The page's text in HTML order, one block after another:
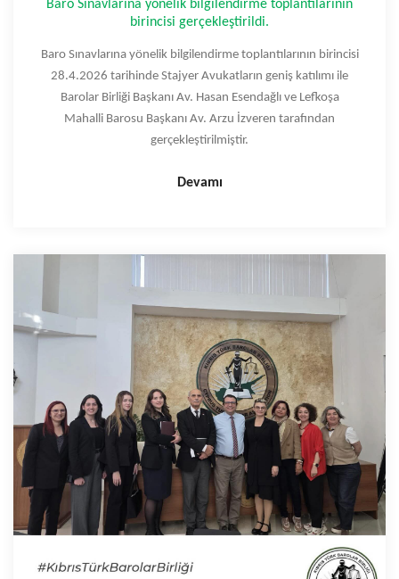
Baro Sınavlarına yönelik bilgilendirme toplantılarının
birincisi gerçekleştirildi.
Baro Sınavlarına yönelik bilgilendirme toplantılarının birincisi
28.4.2026 tarihinde Stajyer Avukatların geniş katılımı ile
Barolar Birliği Başkanı Av. Hasan Esendağlı ve Lefkoşa
Mahalli Barosu Başkanı Av. Arzu İzveren tarafından
gerçekleştirilmiştir.
Devamı